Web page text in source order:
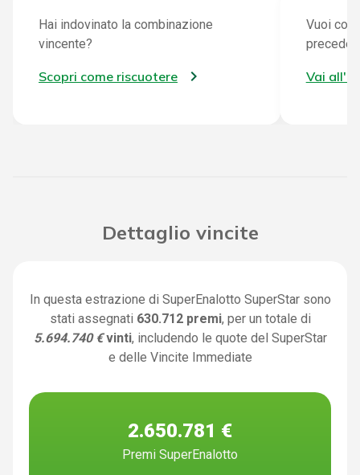
Hai indovinato la combinazione
vincente?
Scopri come riscuotere
Vuoi
Vai
Dettaglio vincite
In questa estrazione di SuperEnalotto SuperStar sono
stati assegnati 630.712 premi, per un totale di
5.694.740 € vinti, includendo le quote del SuperStar
e delle Vincite Immediate
2.650.781 €
Premi SuperEnalotto